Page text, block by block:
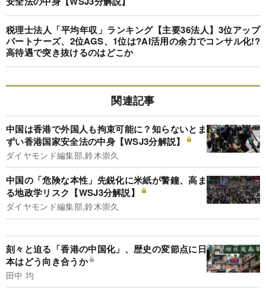
税理士法人「平均年収」ランキング【主要36法人】3位アップ
パートナーズ、2位AGS、1位は?AI活用の余力でコンサル化!?
高待遇で突き抜けるのはどこか
関連記事
中国は香港で外国人も拘束可能に？知らないとま
ずい香港国家安全法の中身【WSJ3分解説】
ダイヤモンド編集部,鈴木崇久
中国の「危険な本性」先鋭化に米紙が警鐘、高ま
る地政学リスク【WSJ3分解説】
ダイヤモンド編集部,鈴木崇久
刻々と迫る「香港の中国化」、歴史の変節点に日
本はどう向き合うか
田中 均